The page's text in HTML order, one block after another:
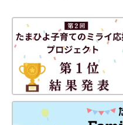
次回、ママとえみりが…
【月光もりあ】
普段は仕事の合間に育児漫画
Instagram（